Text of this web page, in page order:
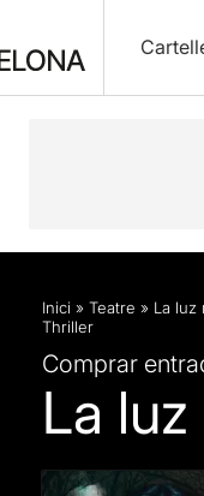
Descripció Fitxa
Inici » Teatre » La luz
Thriller
Comprar
La